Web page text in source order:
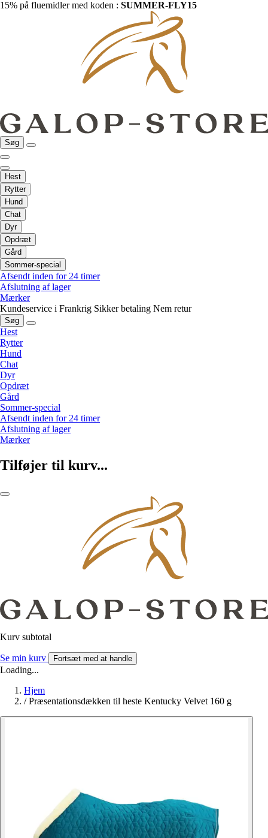
15% på fluemidler med koden : SUMMER-FLY15
Søg
Hest
Rytter
Hund
Chat
Dyr
Opdræt
Gård
Sommer-special
Afsendt inden for 24 timer
Afslutning af lager
Mærker
Kundeservice i Frankrig Sikker betaling Nem retur
Søg
Hest
Rytter
Hund
Chat
Dyr
Opdræt
Gård
Sommer-special
Afsendt inden for 24 timer
Afslutning af lager
Mærker
Tilføjer til kurv...
Kurv subtotal
Se min kurv Fortsæt med at handle
Loading...
Hjem
/ Præsentationsdækken til heste Kentucky Velvet 160 g